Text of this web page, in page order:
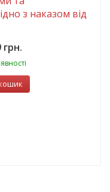
з наказом від
грн.